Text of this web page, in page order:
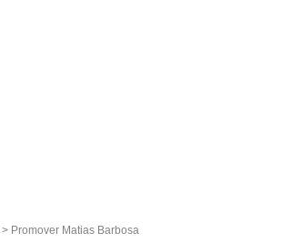
> Promover Matias Barbosa